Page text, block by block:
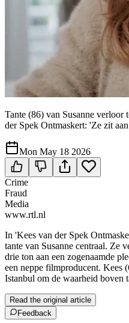
Tante (86) van Susanne verloor
der Spek Ontmaskert: 'Ze zit
Mon May 18 2026
Crime
Fraud
Media
www.rtl.nl
In 'Kees van der Spek
tante van Susanne centraal. Ze
drie ton aan een zogenaamde
een neppe filmproducent. Kees
Istanbul om de waarheid boven
Read the original article
Feedback